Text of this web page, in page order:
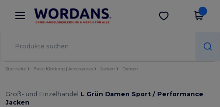
× Wordans App
Bessere Preise in der App!
App holen
Startseite Basic Kleidung | Accessoires Jacken Damen
Groß- und Einzelhandel L Grün Damen Sport / Performance
Jacken